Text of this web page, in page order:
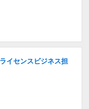
イセンスビジネス担